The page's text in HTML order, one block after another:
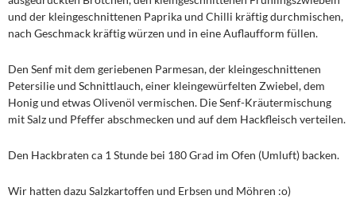
und der kleingeschnittenen Paprika und Chilli kräftig durchmischen,
nach Geschmack kräftig würzen und in eine Auflaufform füllen.
Den Senf mit dem geriebenen Parmesan, der kleingeschnittenen
Petersilie und Schnittlauch, einer kleingewürfelten Zwiebel, dem
Honig und etwas Olivenöl vermischen. Die Senf-Kräutermischung
mit Salz und Pfeffer abschmecken und auf dem Hackfleisch verteilen.
Den Hackbraten ca 1 Stunde bei 180 Grad im Ofen (Umluft) backen.
Wir hatten dazu Salzkartoffen und Erbsen und Möhren :o)